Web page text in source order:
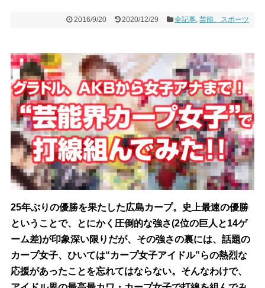
2016/9/20 2020/12/29 全記事,芸能、スポーツ
25年ぶりの優勝を果たした広島カープ。史上最速の優勝
ということで、とにかく圧倒的な強さ(2位の巨人と14ゲ
ーム差)が印象深い限りだが、その強さの裏には、話題の
カープ女子、ひいては“カープ女子アイドル”らの熱烈な
応援があったことを忘れてはならない。そんなわけで、